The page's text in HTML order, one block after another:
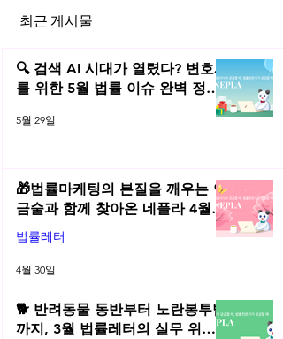
범위 정정
최근 게시물
🔍 검색 AI 시대가 열렸다? 변호사
를 위한 5월 법률 이슈 완벽 정리 |
5월 29일
🎁법률마케팅의 본질을 깨우는 연
금술과 함께 찾아온 네플라 4월
법률레터
법률레터
4월 30일
🐕 반려동물 동반부터 노란봉투법
까지, 3월 법률레터의 실무 위키